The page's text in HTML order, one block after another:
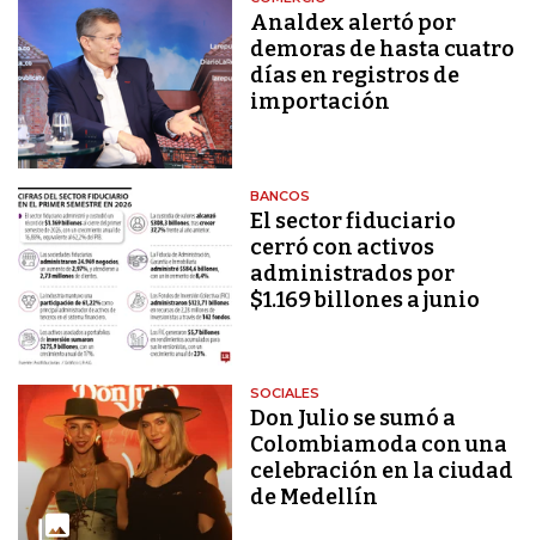
Analdex alertó por
demoras de hasta cuatro
días en registros de
importación
BANCOS
El sector fiduciario
cerró con activos
administrados por
$1.169 billones a junio
SOCIALES
Don Julio se sumó a
Colombiamoda con una
celebración en la ciudad
de Medellín